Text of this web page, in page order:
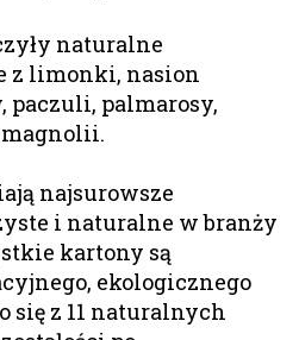
naturalne
z limonki, nasion
paczuli, palmarosy,
najsurowsze
i naturalne w branży
kartony są
ekologicznego
się z 11 naturalnych